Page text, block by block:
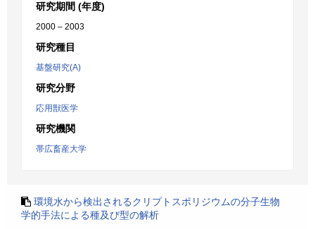
研究期間 (年度)
2000 – 2003
研究種目
基盤研究(A)
研究分野
応用獣医学
研究機関
帯広畜産大学
環境水から検出されるクリプトスポリジウムの分子生物
学的手法による種及び型の解析